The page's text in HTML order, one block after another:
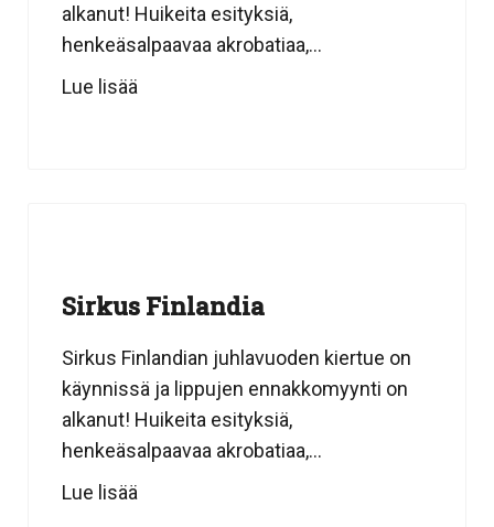
alkanut! Huikeita esityksiä,
henkeäsalpaavaa akrobatiaa,...
Lue lisää
Sirkus Finlandia
Sirkus Finlandian juhlavuoden kiertue on
käynnissä ja lippujen ennakkomyynti on
alkanut! Huikeita esityksiä,
henkeäsalpaavaa akrobatiaa,...
Lue lisää